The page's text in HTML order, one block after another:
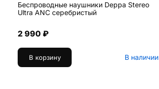
Беспроводные наушники Deppa Stereo
Ultra ANC серебристый
2 990 ₽
В корзину В наличии